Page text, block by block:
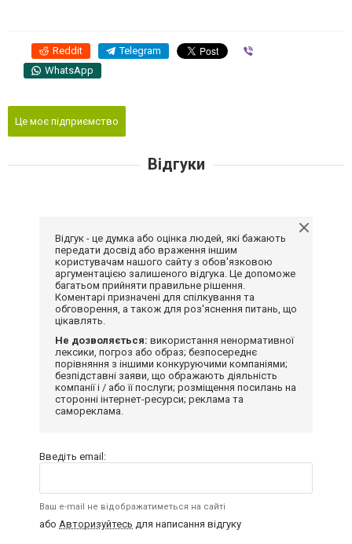
Reddit Telegram
WhatsApp
Це моє підприємство
Відгуки
Відгук - це думка або оцінка людей, які бажають
передати досвід або враження іншим
користувачам нашого сайту з обов'язковою
аргументацією залишеного відгука. Це допоможе
багатьом прийняти правильне рішення.
Коментарі призначені для спілкування та
обговорення, а також для роз'яснення питань, що
цікавлять.
Не дозволяється: використання ненормативної
лексики, погроз або образ; безпосереднє
порівняння з іншими конкуруючими компаніями;
безпідставні заяви, що ображають діяльність
компанії і / або її послуги; розміщення посилань на
сторонні інтернет-ресурси; реклама та
самореклама.
Введіть email:
Ваш e-mail не відображатиметься на сайті
або Авторизуйтесь для написання відгуку